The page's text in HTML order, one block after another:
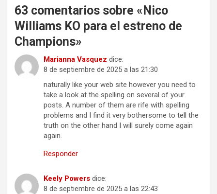
63 comentarios sobre « Nico
Williams KO para el estreno de
Champions»
Marianna Vasquez dice:
8 de septiembre de 2025 a las 21:30
naturally like your web site however you need to
take a look at the spelling on several of your
posts. A number of them are rife with spelling
problems and I find it very bothersome to tell the
truth on the other hand I will surely come again
again.
Responder
Keely Powers dice:
8 de septiembre de 2025 a las 22:43